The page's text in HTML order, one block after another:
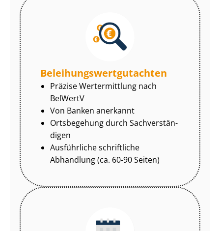
Be­lei­hungs­wert­gut­ach­ten
Präzise Wertermittlung nach
BelWertV
Von Banken anerkannt
Ortsbegehung durch Sach­ver­stän­
di­gen
Ausführliche schriftliche
Abhandlung (ca. 60-90 Seiten)